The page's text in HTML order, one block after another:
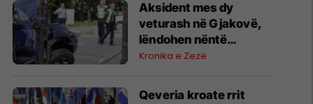
Aksident mes dy
veturash në Gjakovë,
lëndohen nëntë
persona
Kronika e Zezë
Qeveria kroate rrit